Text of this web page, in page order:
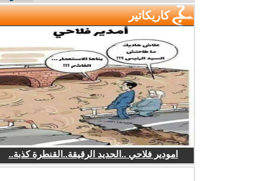
كاريكاتير
امودير فلاحي ..الحديد الرقيقة..القنطرة كذبة..